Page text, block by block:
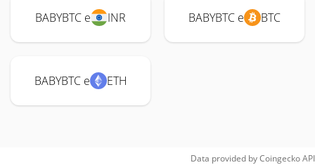
BABYBTC e INR BABYBTC e BTC
BABYBTC e ETH
Data provided byCoingeckoAPI